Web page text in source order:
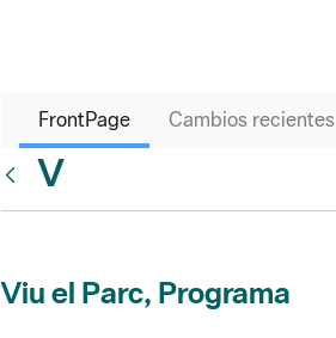
FrontPage Cambios recientes
V
Viu el Parc, Programa